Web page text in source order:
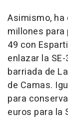
Asimismo,
millones para
49 con
enlazar la
barriada de
de Camas.
para
euros para la